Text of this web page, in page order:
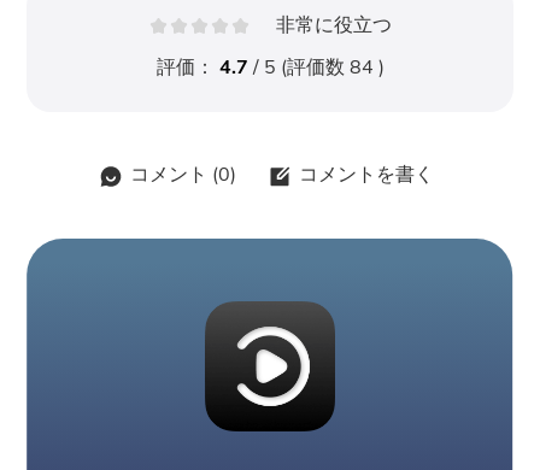
非常に役立つ
評価： 4.7/ 5 (評価数84 )
コメント (0) コメントを書く